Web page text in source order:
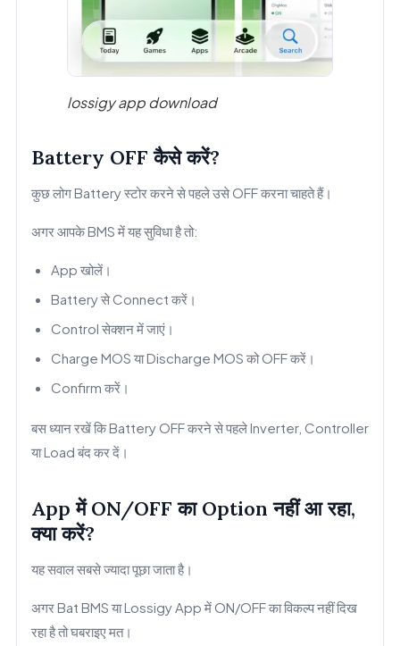
lossigy app download
Battery OFF कैसे करें?
कुछ लोग Battery स्टोर करने से पहले उसे OFF करना चाहते हैं।
अगर आपके BMS में यह सुविधा है तो:
App खोलें।
Battery से Connect करें।
Control सेक्शन में जाएं।
Charge MOS या Discharge MOS को OFF करें।
Confirm करें।
बस ध्यान रखें कि Battery OFF करने से पहले Inverter, Controller
या Load बंद कर दें।
App में ON/OFF का Option नहीं आ रहा,
क्या करें?
यह सवाल सबसे ज्यादा पूछा जाता है।
अगर Bat BMS या Lossigy App में ON/OFF का विकल्प नहीं दिख
रहा है तो घबराइए मत।